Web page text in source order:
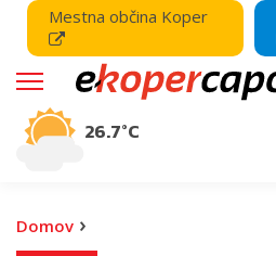
Mestna občina Koper
26.7°C
Domov ›